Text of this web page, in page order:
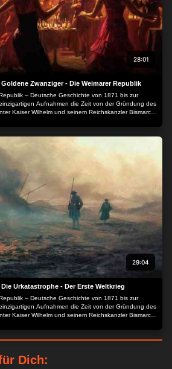
28:01
Zwanziger - Die Weimarer Republik
– Deutsche Geschichte von 1871 bis zur
Aufnahmen die Zeit von der Gründung des
Kaiser Wilhelm und seinem Reichskanzler Bismarck
Persönlichkeiten, Wirtschaft und Wissenschaft.
29:04
Urkatastrophe - Der Erste Weltkrieg
– Deutsche Geschichte von 1871 bis zur
Aufnahmen die Zeit von der Gründung des
Kaiser Wilhelm und seinem Reichskanzler Bismarck
Persönlichkeiten, Wirtschaft und Wissenschaft.
Dich: